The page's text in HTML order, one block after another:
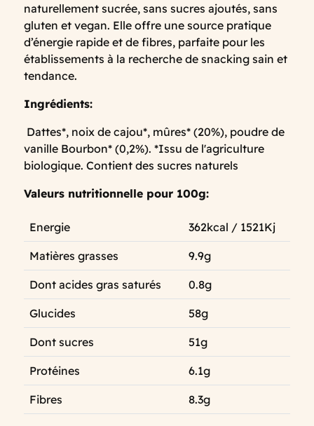
naturellement sucrée, sans sucres ajoutés, sans
gluten et vegan. Elle offre une source pratique
d’énergie rapide et de fibres, parfaite pour les
établissements à la recherche de snacking sain et
tendance.
Ingrédients:
Dattes*, noix de cajou*, mûres* (20%), poudre de
vanille Bourbon* (0,2%). *Issu de l'agriculture
biologique. Contient des sucres naturels
Valeurs nutritionnelle pour 100g:
Energie 362kcal / 1521Kj
Matières grasses 9.9g
Dont acides gras saturés 0.8g
Glucides 58g
Dont sucres 51g
Protéines 6.1g
Fibres 8.3g